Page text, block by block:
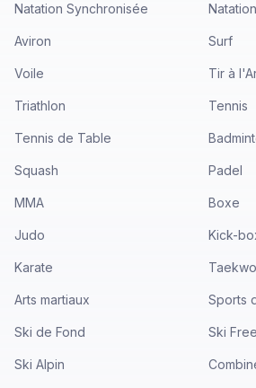
Natation Synchronisée Natation
Aviron Surf
Voile Tir à
Triathlon Tennis
Tennis de Table
Squash Padel
MMA Boxe
Judo Kick-
Karate
Arts martiaux Sports
Ski de Fond Ski
Ski Alpin